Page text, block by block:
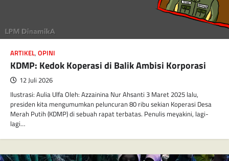
ARTIKEL, OPINI
KDMP: Kedok Koperasi di Balik Ambisi Korporasi
12 Juli 2026
Ilustrasi: Aulia Ulfa Oleh: Azzainina Nur Ahsanti 3 Maret 2025 lalu,
presiden kita mengumumkan peluncuran 80 ribu sekian Koperasi Desa
Merah Putih (KDMP) di sebuah rapat terbatas. Penulis meyakini, lagi-
lagi…